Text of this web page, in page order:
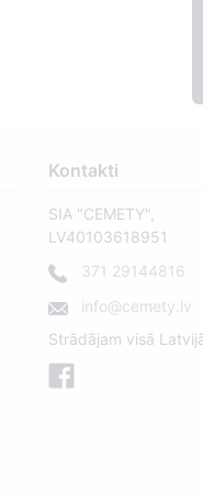
Kontakti
SIA "CEMETY",
LV40103618951
371 29144816
info@cemety.lv
Strādājam visā